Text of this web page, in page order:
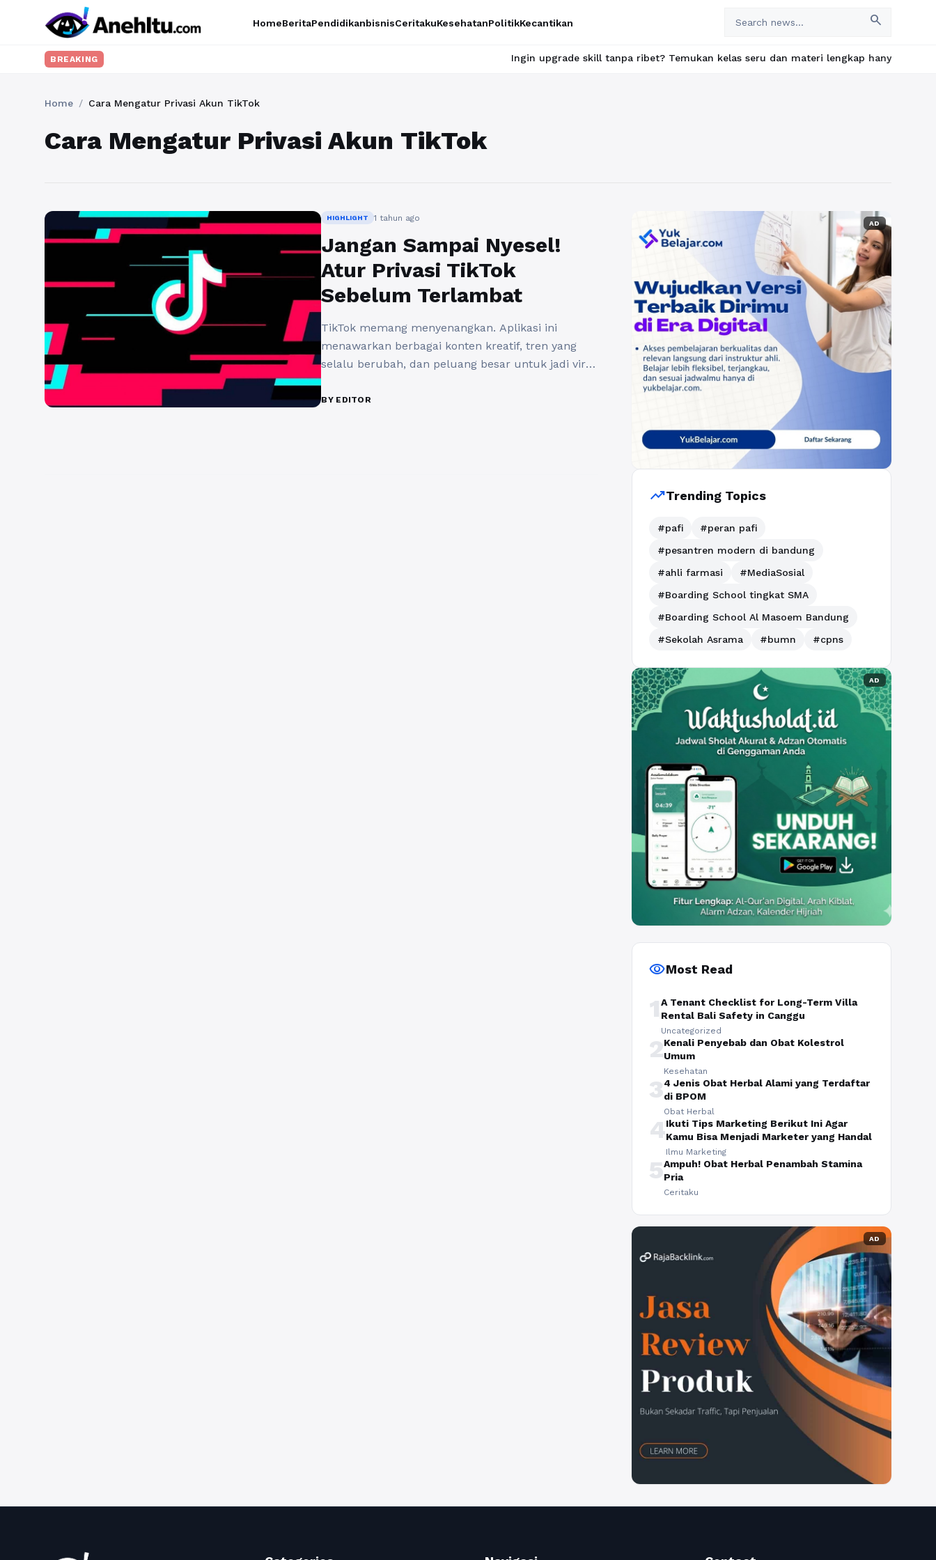
HomeBeritaPendidikanbisnisCeritakuKesehatanPolitikKecantikan search
BREAKING Ingin upgrade skill tanpa ribet? Temukan kelas seru dan materi lengkap hanya di
Home / Cara Mengatur Privasi Akun TikTok
Cara Mengatur Privasi Akun TikTok
HIGHLIGHT 1 tahun ago
Jangan Sampai Nyesel!
Atur Privasi TikTok
Sebelum Terlambat
TikTok memang menyenangkan. Aplikasi ini
menawarkan berbagai konten kreatif, tren yang
selalu berubah, dan peluang besar untuk jadi viral
itu, ada sisi lain yang tidak boleh diabaikan: privasi.
BY EDITOR
AD
trending_upTrending Topics
#pafi
#peran pafi
#pesantren modern di bandung
#ahli farmasi
#MediaSosial
#Boarding School tingkat SMA
#Boarding School Al Masoem Bandung
#Sekolah Asrama
#bumn #cpns
AD
visibilityMost Read
1A Tenant Checklist for Long-Term Villa
Rental Bali Safety in Canggu
Uncategorized
2Kenali Penyebab dan Obat Kolestrol
Umum
Kesehatan
34 Jenis Obat Herbal Alami yang Terdaftar
di BPOM
Obat Herbal
4Ikuti Tips Marketing Berikut Ini Agar
Kamu Bisa Menjadi Marketer yang Handal
Ilmu Marketing
5Ampuh! Obat Herbal Penambah Stamina
Pria
Ceritaku
AD